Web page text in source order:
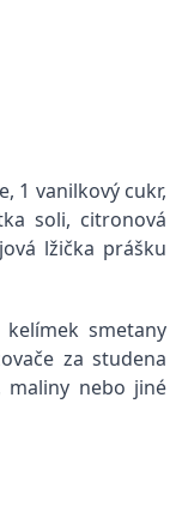
1 vanilkový cukr,
soli, citronová
lžička prášku
smetany
za studena
maliny nebo jiné